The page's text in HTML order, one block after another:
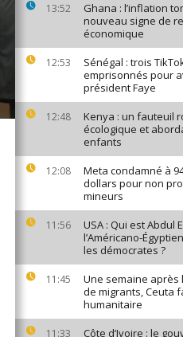
13:52
Ghana : l’inflation
nouveau signe de
économique
12:53
Sénégal : trois
emprisonnés pour
président Faye
12:48
Kenya : un fauteuil
écologique et
enfants
12:08
Meta condamné à
dollars pour non
mineurs
11:56
USA : Qui est Abdul
l’Américano-
les démocrates ?
11:45
Une semaine après
de migrants, Ceuta
humanitaire
11:33
Côte d’Ivoire : le